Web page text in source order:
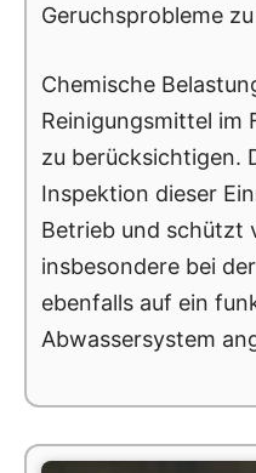
Geruchsprobleme
Chemische
Reinigungsmittel im
zu berücksichtigen.
Inspektion dieser
Betrieb und schützt
insbesondere bei
ebenfalls auf ein
Abwassersystem